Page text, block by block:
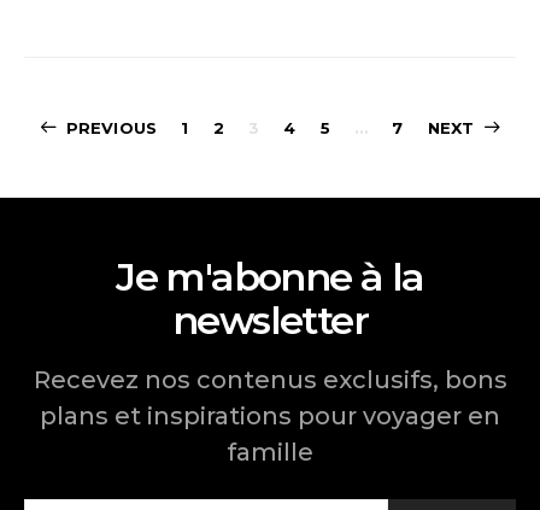
Pagination
PREVIOUS 1 2 3 4 5 … 7 NEXT
Je m'abonne à la
newsletter
Recevez nos contenus exclusifs, bons
plans et inspirations pour voyager en
famille